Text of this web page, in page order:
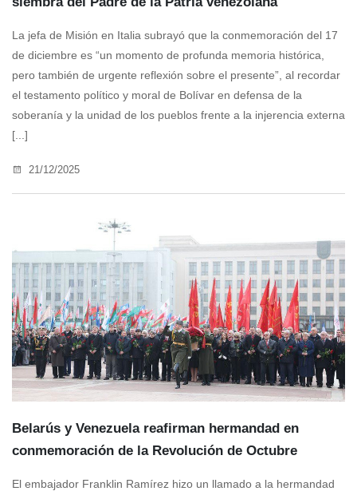
La jefa de Misión en Italia subrayó que la conmemoración del 17
de diciembre es “un momento de profunda memoria histórica,
pero también de urgente reflexión sobre el presente”, al recordar
el testamento político y moral de Bolívar en defensa de la
soberanía y la unidad de los pueblos frente a la injerencia externa
[...]
21/12/2025
Belarús y Venezuela reafirman hermandad en
conmemoración de la Revolución de Octubre
El embajador Franklin Ramírez hizo un llamado a la hermandad